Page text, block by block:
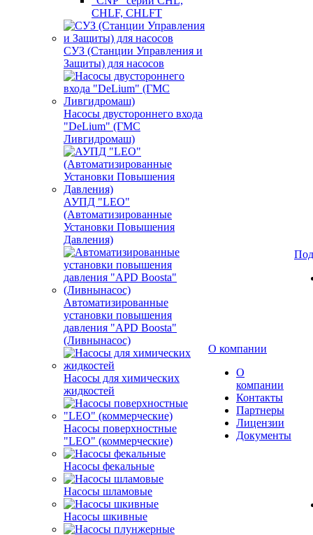
CHLF, CHLFT
СУЗ (Станции Управления и
Защиты) для насосов
Насосы двустороннего входа
"DeLium" (ГМС
Ливгидромаш)
АУПД "LEO"
(Автоматизированные
Установки Повышения
Давления)
Автоматизированные
установки повышения
давления "APD Boosta"
(Ливнынасос)
Насосы для химических
жидкостей
Насосы поверхностные
"LEO" (коммерческие)
Насосы фекальные
Насосы шламовые
Насосы шкивные
О компании
О
компании
Контакты
Партнеры
Лицензии
Документы